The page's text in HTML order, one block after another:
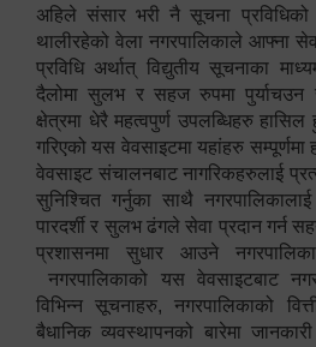
अहिले संसार भरी नै सूचना प्रविधिको
थालीरहेको वेला नगरपालिकाले आफ्ना
प्रविधि अर्थात् विद्युतीय सूचनाका
दैलोमा सुलभ र सहज रुपमा
क्षेत्रमा धेरै महत्वपुर्ण उपलब्धिहरु
गरिएको यस वेवसाइटमा यहांहरु सम्पूर्णमा
वेवसाइट संचालनबाट नागरिकहरुलाई
सुनिश्चित गर्नुका साथै नगरपालिकालाई
पारदर्शी र सुलभ ढंगले सेवा प्रदान गर्न
प्रशासनमा सुधार आउने
नगरपालिकाको यस वेवसाइटबाट
विभिन्न सूचनाहरु, नगरपालिकाको
बैधानिक व्यवस्थापनको बारेमा